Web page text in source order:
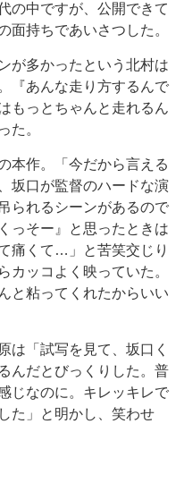
の中ですが、公開できて
面持ちであいさつした。
が多かったという北村は
『あんな走り方するんで
もっとちゃんと走れるん
た。
本作。「今だから言える
坂口が監督のハードな演
られるシーンがあるので
っそー』と思ったときは
痛くて…」と苦笑交じり
カッコよく映っていた。
と粘ってくれたからいい
「試写を見て、坂口く
んだとびっくりした。普
じなのに。キレッキレで
た」と明かし、笑わせ